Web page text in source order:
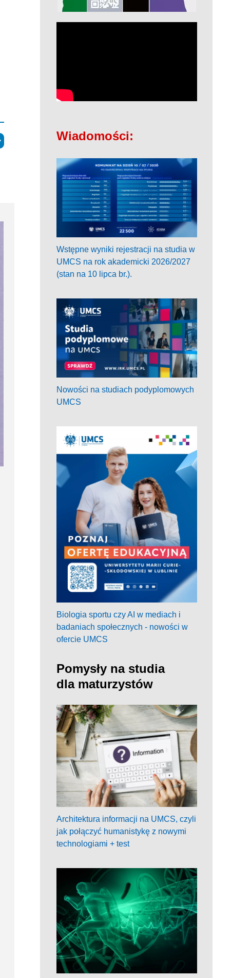
Wiadomości:
Wstępne wyniki rejestracji na studia w
UMCS na rok akademicki 2026/2027
(stan na 10 lipca br.).
Nowości na studiach podyplomowych
UMCS
Biologia sportu czy AI w mediach i
badaniach społecznych - nowości w
ofercie UMCS
Pomysły na studia
dla maturzystów
Architektura informacji na UMCS, czyli
jak połączyć humanistykę z nowymi
technologiami + test